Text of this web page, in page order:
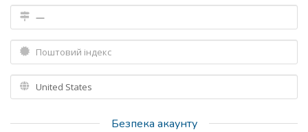
Безпека акаунту